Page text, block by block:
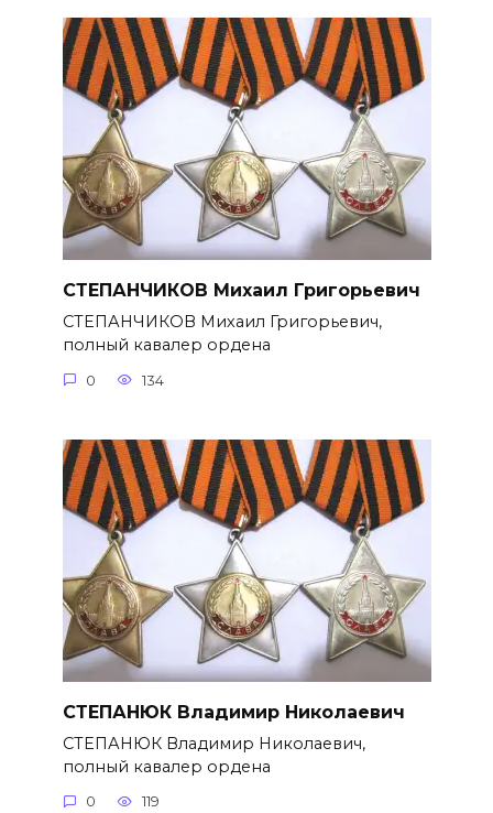
СТЕПАНЧИКОВ Михаил Григорье­вич
СТЕПАНЧИКОВ Михаил Григорье­вич,
полный кавалер ордена
0 134
СТЕПАНЮК Владимир Николаевич
СТЕПАНЮК Владимир Николае­вич,
полный кавалер ордена
0 119